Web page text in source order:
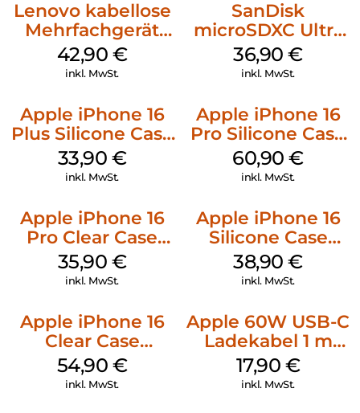
Lenovo kabellose
Mehrfachgerät
Luna Grey
42,90 €
inkl. MwSt.
SanDisk
microSDXC Ultra
128 GB + Adapter
Mobile
36,90€
inkl. MwSt.
Apple iPhone 16
Plus Silicone Case
MagSafe Lake
Green
33,90 €
inkl. MwSt.
Apple iPhone 16
Pro Silicone Case
MagSafe Stone
Gray
60,90€
inkl. MwSt.
Apple iPhone 16
Pro Clear Case
MagSafe
Transparent
35,90 €
inkl. MwSt.
Apple iPhone 16
Silicone Case
MagSafe
Ultramarine
38,90€
inkl. MwSt.
Apple iPhone 16
Clear Case
MagSafe
Transparent
54,90 €
inkl. MwSt.
Apple 60W USB-C
Ladekabel 1 m
Weiß
17,90 €
inkl. MwSt.